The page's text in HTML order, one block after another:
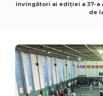
învingători ai ediției a 37-a
de